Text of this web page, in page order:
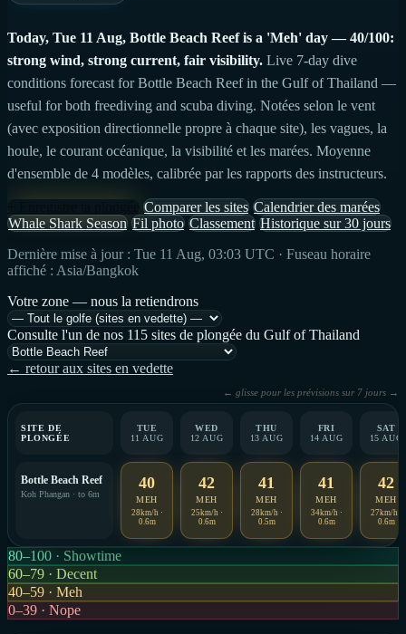
Today, Tue 11 Aug, Bottle Beach Reef is a 'Meh' day — 40/100:
strong wind, strong current, fair visibility. Live 7-day dive
conditions forecast for Bottle Beach Reef in the Gulf of Thailand —
useful for both freediving and scuba diving. Notées selon le vent
(avec exposition directionnelle propre à chaque site), les vagues, la
houle, le courant océanique, la visibilité et les marées. Moyenne
d'ensemble de 4 modèles, calibrée par les rapports des instructeurs.
Comparer les sites Calendrier des marées
Whale Shark Season Fil photo Classement Historique sur 30 jours
Dernière mise à jour : Tue 11 Aug, 03:03 UTC · Fuseau horaire
affiché : Asia/Bangkok
Votre zone — nous la retiendrons
Consulte l'un de nos 115 sites de plongée du Gulf of Thailand
← retour aux sites en vedette
← glisse pour les prévisions sur 7 jours →
SITE DE
PLONGÉE
TUE
11 AUG
WED
12 AUG
THU
13 AUG
FRI
14 AUG
SAT
15 AUG
Bottle Beach Reef
Koh Phangan · to 6m
40
MEH
28km/h ·
0.6m
42
MEH
25km/h ·
0.6m
41
MEH
28km/h ·
0.5m
41
MEH
34km/h ·
0.6m
42
MEH
27km/h ·
0.6m
80–100 · Showtime
60–79 · Decent
40–59 · Meh
0–39 · Nope